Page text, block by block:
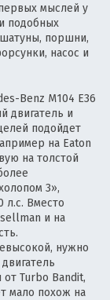
мыслей у
подобных
поршни,
насос и
Benz M104 E36
двигатель и
подойдет
на Eaton
на толстой
3»,
л.с. Вместо
и на
нужно
Turbo Bandit,
мало похож на